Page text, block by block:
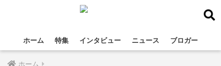
ホーム 特集 インタビュー ニュース ブロガー
ホーム